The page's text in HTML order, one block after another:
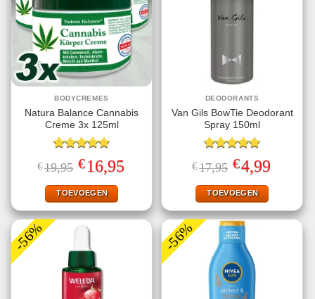
BODYCREMES
Natura Balance Cannabis
Creme 3x 125ml
Gewaardeerd
5.00uit 5
€19,95 Oorspronkelijke
prijs
was:
€19,95.
€16,95prijs
TOEVOEGEN
DEODORANTS
Van Gils BowTie Deodorant
Spray 150ml
Gewaardeerd
5.00uit 5
€17,95 Oorspronkelijke
prijs
was:
€17,95.
€4,99Huidige
prijs
TOEVOEGEN
-56% -56%